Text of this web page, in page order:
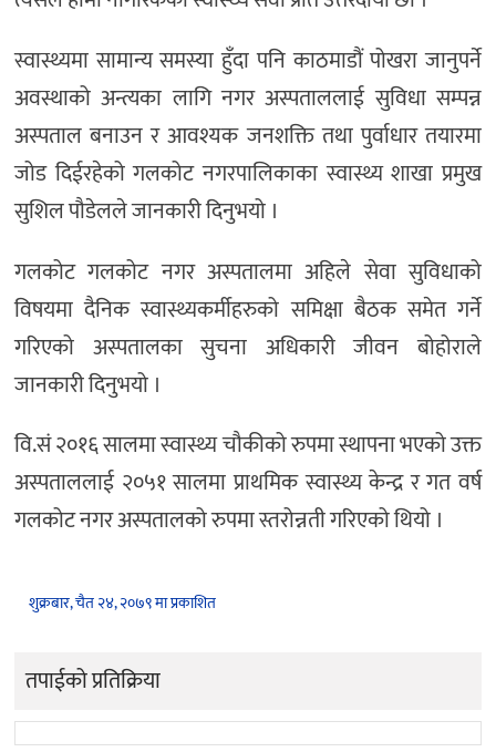
स्वास्थ्यमा सामान्य समस्या हुँदा पनि काठमाडौं पोखरा जानुपर्ने
अवस्थाको अन्त्यका लागि नगर अस्पताललाई सुविधा सम्पन्न
अस्पताल बनाउन र आवश्यक जनशक्ति तथा पुर्वाधार तयारमा
जोड दिईरहेको गलकोट नगरपालिकाका स्वास्थ्य शाखा प्रमुख
सुशिल पौडेलले जानकारी दिनुभयो ।
गलकोट गलकोट नगर अस्पतालमा अहिले सेवा सुविधाको
विषयमा दैनिक स्वास्थ्यकर्मीहरुको समिक्षा बैठक समेत गर्ने
गरिएको अस्पतालका सुचना अधिकारी जीवन बोहोराले
जानकारी दिनुभयो ।
वि.सं २०१६ सालमा स्वास्थ्य चौकीको रुपमा स्थापना भएको उक्त
अस्पताललाई २०५१ सालमा प्राथमिक स्वास्थ्य केन्द्र र गत वर्ष
गलकोट नगर अस्पतालको रुपमा स्तरोन्नती गरिएको थियो ।
शुक्रबार, चैत २४, २०७९ मा प्रकाशित
तपाईको प्रतिक्रिया